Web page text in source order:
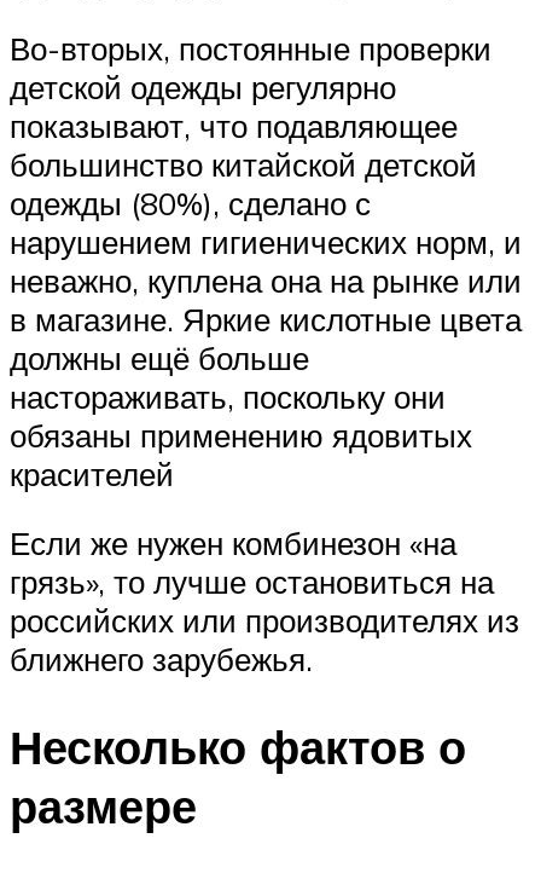
Во-вторых, постоянные проверки
детской одежды регулярно
показывают, что подавляющее
большинство китайской детской
одежды (80%), сделано с
нарушением гигиенических норм, и
неважно, куплена она на рынке или
в магазине. Яркие кислотные цвета
должны ещё больше
настораживать, поскольку они
обязаны применению ядовитых
красителей
Если же нужен комбинезон «на
грязь», то лучше остановиться на
российских или производителях из
ближнего зарубежья.
Несколько фактов о
размере